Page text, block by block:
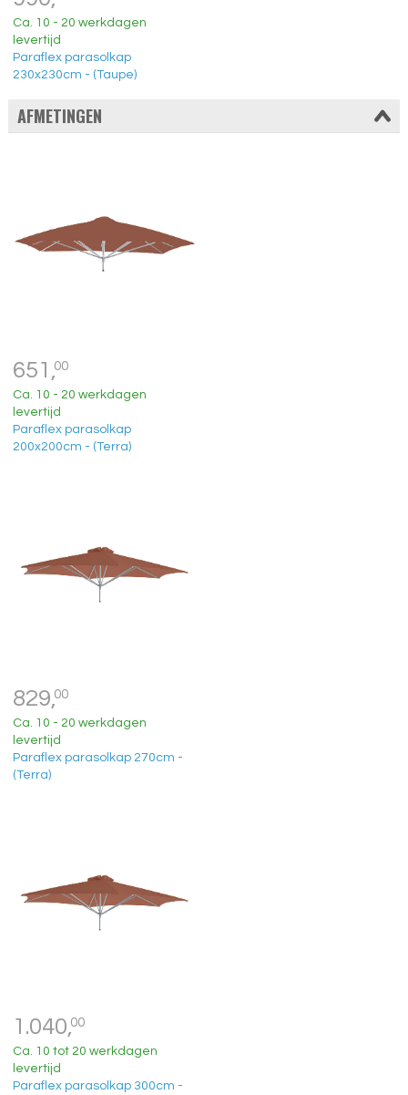
Ca. 10 - 20 werkdagen
levertijd
Paraflex parasolkap
230x230cm - (Taupe)
AFMETINGEN
651,00
Ca. 10 - 20 werkdagen
levertijd
Paraflex parasolkap
200x200cm - (Terra)
829,00
Ca. 10 - 20 werkdagen
levertijd
Paraflex parasolkap 270cm -
(Terra)
1.040,00
Ca. 10 tot 20 werkdagen
levertijd
Paraflex parasolkap 300cm -